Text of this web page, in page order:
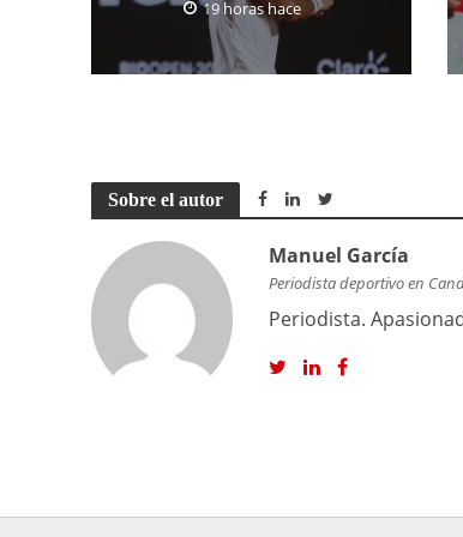
19 horas hace
Sobre el autor
Manuel García
Periodista deportivo en
Periodista.